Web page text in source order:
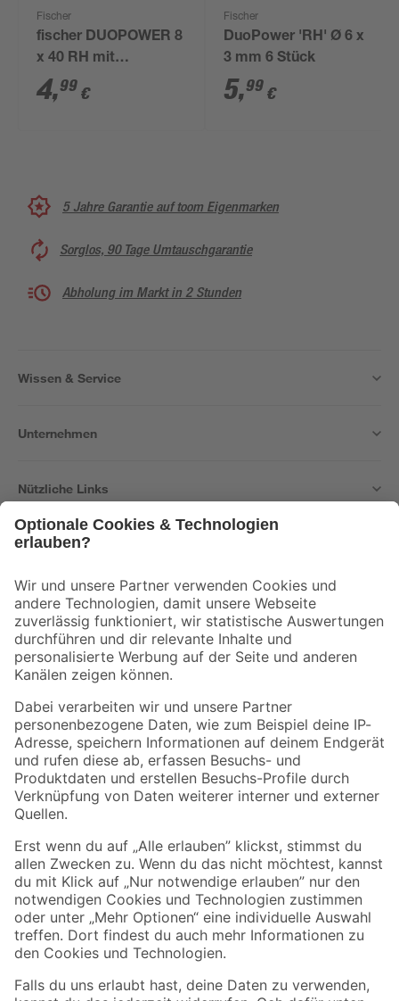
Fischer
fischer DUOPOWER 8
x 40 RH mit
Rundhaken,
nylonbeschichtet 4
4,99 €
Fischer
DuoPower 'RH' Ø 6 x
3 mm 6 Stück
5,99 €
5 Jahre Garantie auf toom Eigenmarken
Sorglos, 90 Tage Umtauschgarantie
Abholung im Markt in 2 Stunden
Wissen & Service
Unternehmen
Nützliche Links
Der toom Newsletter: Keine Angebote und Aktionen mehr verpassen!
Zur Newsletter Anmeldung
Folge uns
Zahlungsarten Versandarten
Sicher einkaufen
Jetzt die toom-App herunterladen